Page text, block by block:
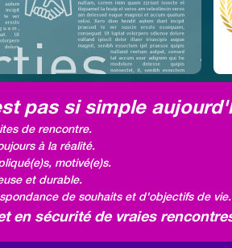
pas si simple
de rencontre.
à la réalité.
motivé(e)s.
et durable.
de souhaits et d'objectifs de vie.
en sécurité de vraies